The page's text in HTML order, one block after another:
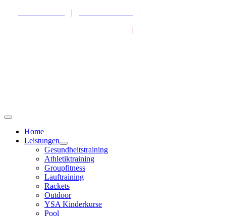
| |
|
Toggle
NavigationHome
Leistungen
Gesundheitstraining
Athletiktraining
Groupfitness
Lauftraining
Rackets
Outdoor
YSA Kinderkurse
Pool